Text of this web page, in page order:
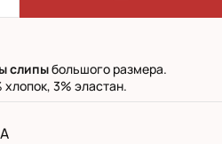
слипыбольшого размера.
3% эластан.